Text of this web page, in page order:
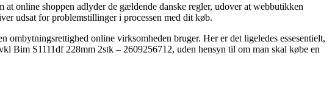
online shoppen adlyder de gældende danske regler, udover at webbutikken
udsat for problemstillinger i processen med dit køb.
online virksomheden bruger. Her er det ligeledes essesentielt,
Bim S1111df 228mm 2stk – 2609256712, uden hensyn til om man skal købe en